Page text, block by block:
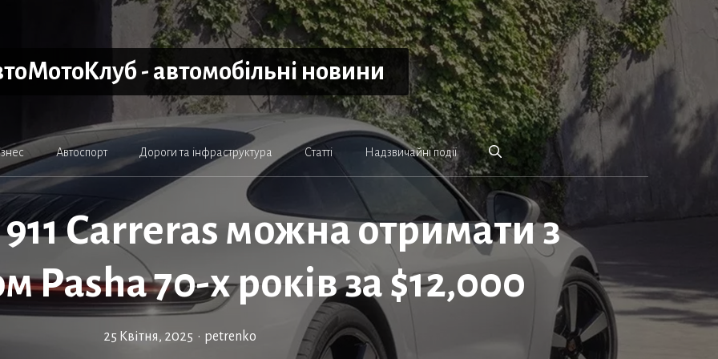
- автомобільні новини
Автоспорт Дороги та інфраструктура Статті Надзвичайні події
911 Carreras можна отримати з
Pasha 70-х років за $12,000
25 Квітня, 2025 • petrenko